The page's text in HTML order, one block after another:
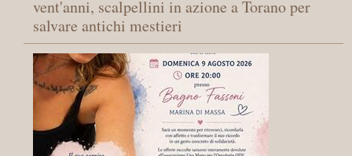
vent'anni, scalpellini in azione a Torano per
salvare antichi mestieri